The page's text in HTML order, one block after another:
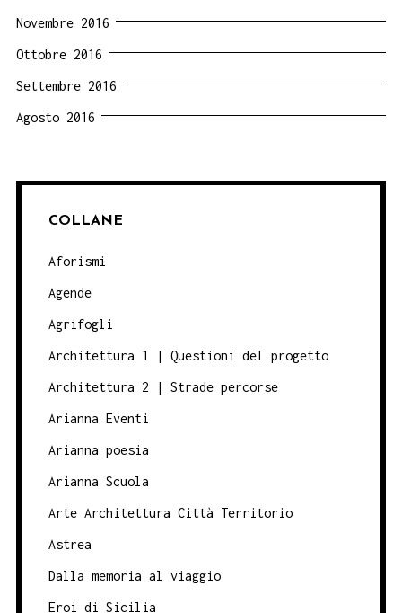
Novembre 2016
Ottobre 2016
Settembre 2016
Agosto 2016
COLLANE
Aforismi
Agende
Agrifogli
Architettura 1 | Questioni del progetto
Architettura 2 | Strade percorse
Arianna Eventi
Arianna poesia
Arianna Scuola
Arte Architettura Città Territorio
Astrea
Dalla memoria al viaggio
Eroi di Sicilia